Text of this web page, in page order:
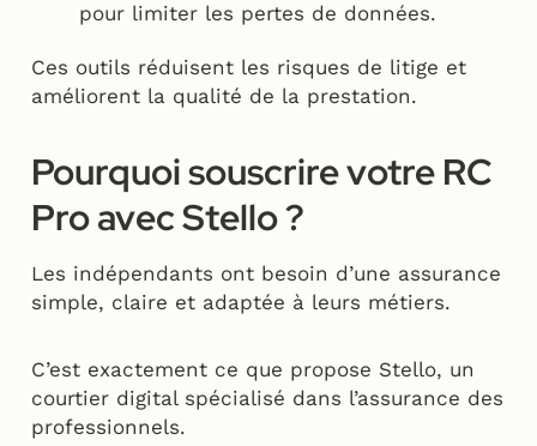
pour limiter les pertes de données.
Ces outils réduisent les risques de litige et
améliorent la qualité de la prestation.
Pourquoi souscrire votre RC
Pro avec Stello ?
Les indépendants ont besoin d’une assurance
simple, claire et adaptée à leurs métiers.
C’est exactement ce que propose Stello, un
courtier digital spécialisé dans l’assurance des
professionnels.